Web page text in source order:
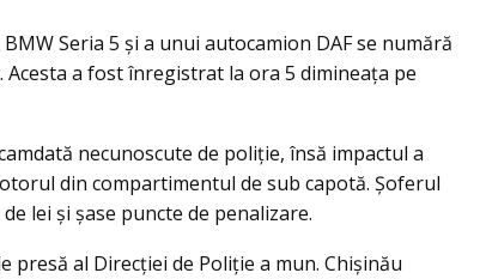
Seria 5 şi a unui autocamion DAF se numără
a fost înregistrat la ora 5 dimineaţa pe
necunoscute de poliţie, însă impactul a
din compartimentul de sub capotă. Şoferul
lei şi şase puncte de penalizare.
al Direcţiei de Poliţie a mun. Chişinău